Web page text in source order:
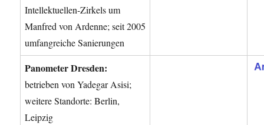
Intellektuellen-Zirkels um
Manfred von Ardenne; seit 2005
umfangreiche Sanierungen
Panometer Dresden:
betrieben von Yadegar Asisi;
weitere Standorte: Berlin,
Leipzig